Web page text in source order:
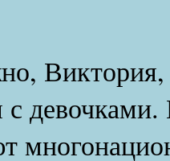
Виктория,
с